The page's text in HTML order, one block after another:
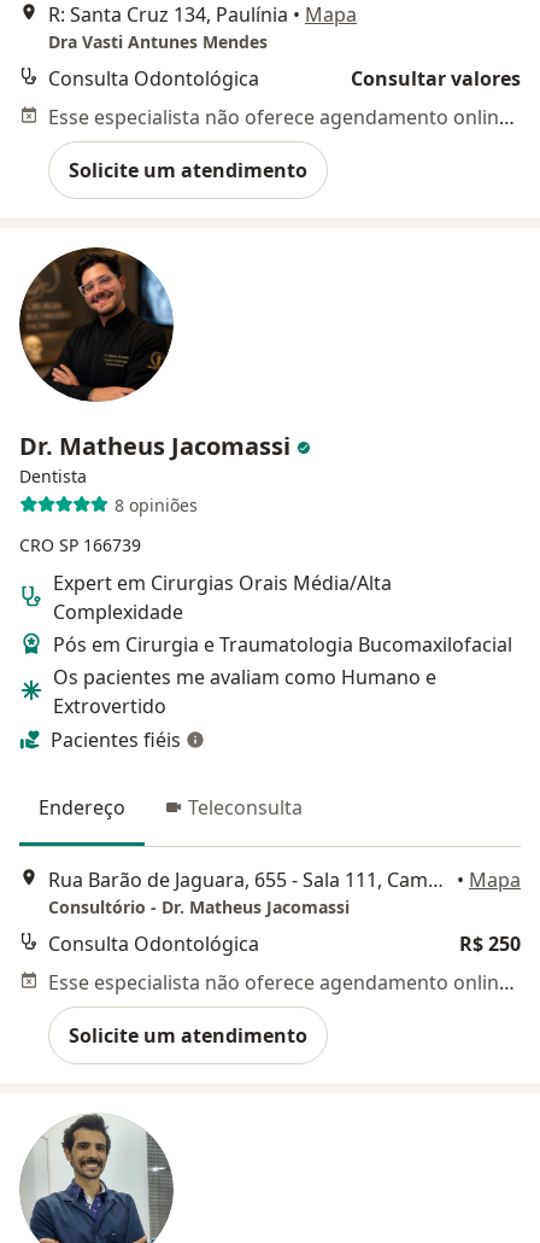
R: Santa Cruz 134, Paulínia • Mapa
Dra Vasti Antunes Mendes
Consulta Odontológica
Consultar valores
Esse especialista não oferece agendamento online para esse endereço.
Solicite um atendimento
Dr. Matheus Jacomassi
Dentista
8 opiniões
CRO SP 166739
Expert em Cirurgias Orais Média/Alta
Complexidade
Pós em Cirurgia e Traumatologia Bucomaxilofacial
Os pacientes me avaliam como Humano e
Extrovertido
Pacientes fiéis
Endereço Teleconsulta
Rua Barão de Jaguara, 655 - Sala 111, Campinas • Mapa
Consultório - Dr. Matheus Jacomassi
Consulta Odontológica
R$ 250
Esse especialista não oferece agendamento online para esse endereço.
Solicite um atendimento